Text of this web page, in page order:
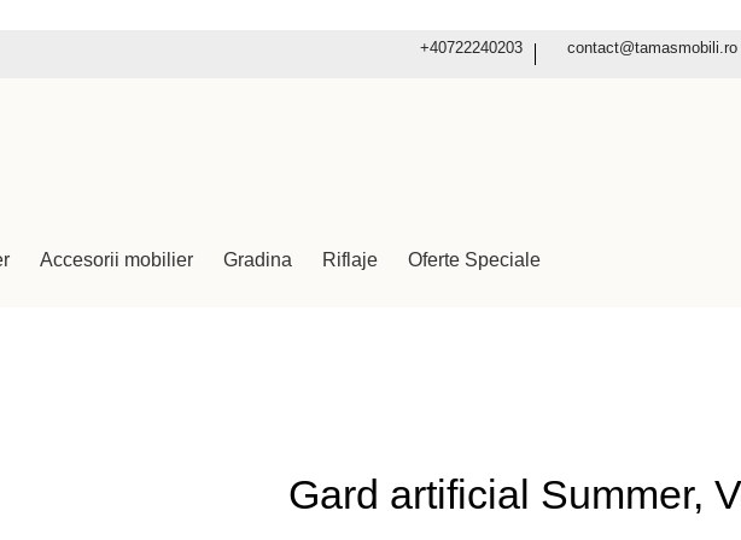
+40722240203 contact@tamasmobili.ro
Accesorii mobilier Gradina Riflaje Oferte Speciale
Gard artificial Summer,